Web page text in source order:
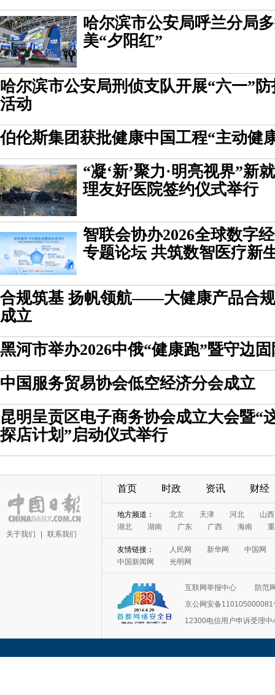
哈尔滨市公安局呼兰分局
美“夕阳红”
哈尔滨市公安局刑侦支队开展“六一”
活动
伯伦斯集团获批健康中国工程“主动健
“凝‘新’聚力·明亮视界”新
理友好医院签约仪式举行
智联会协办2026全球数字
专题论坛 共筑数智医疗新
合规筑基 扬帆领航——大健康产品合
成立
黑河市举办2026中俄“健康跑”暨守边
中国服务贸易协会低空经济分会成立
昆明呈贡区电子商务协会成立大会暨
探店计划”启动仪式举行
关于我们 联系我们
首页 时政 资讯 财经
地方频道： 北京 天津 河北
山西
湖北
湖南 广东 广西 海南
友情链接： 人民网 新华网
中国网
中国新闻网
光明网
互联网举报中心
防范
京公网安备110105000081
12300电信用户申诉受理中